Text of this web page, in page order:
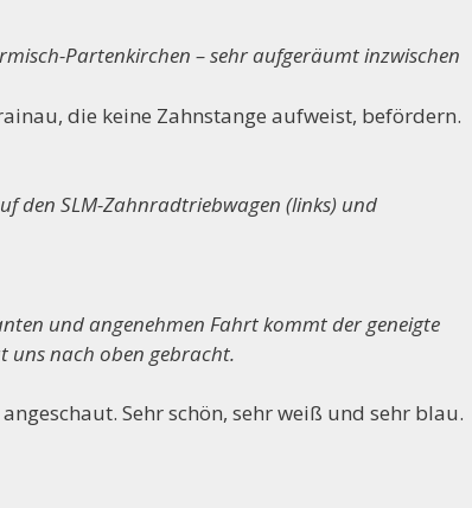
Partenkirchen – sehr aufgeräumt inzwischen
die keine Zahnstange aufweist, befördern.
den SLM-Zahnradtriebwagen (links) und
und angenehmen Fahrt kommt der geneigte
uns nach oben gebracht.
Sehr schön, sehr weiß und sehr blau.